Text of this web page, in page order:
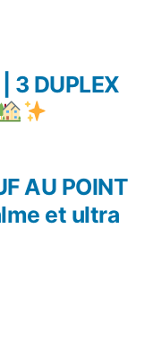
:
AU POINT
et ultra
3 DUPLEX